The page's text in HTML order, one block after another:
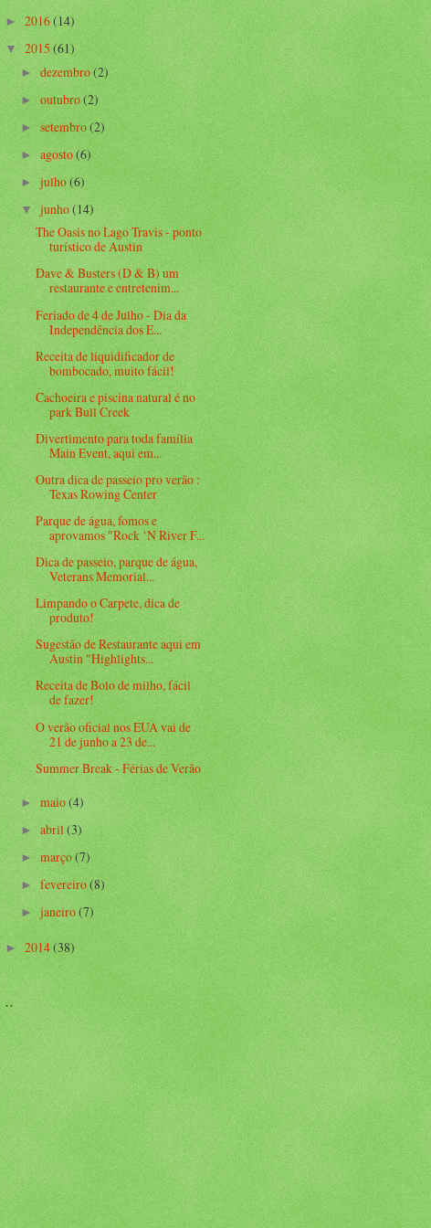
►2016(14)
▼2015(61)
►dezembro(2)
►outubro(2)
► setembro(2)
►agosto(6)
►julho(6)
▼junho(14)
The Oasis no Lago Travis - ponto
turístico de Austin
Dave & Busters (D & B) um
restaurante e entretenim...
Feriado de 4 de Julho - Dia da
Independência dos E...
Receita de liquidificador de
bombocado, muito fácil!
Cachoeira e piscina natural é no
park Bull Creek
Divertimento para toda família
Main Event, aqui em...
Outra dica de passeio pro verão :
Texas Rowing Center
Parque de água, fomos e
aprovamos "Rock ‘N River F...
Dica de passeio, parque de água,
Veterans Memorial...
Limpando o Carpete, dica de
produto!
Sugestão de Restaurante aqui em
Austin "Highlights...
Receita de Bolo de milho, fácil
de fazer!
O verão oficial nos EUA vai de
21 de junho a 23 de...
Summer Break - Férias de Verão
►maio(4)
►abril(3)
►março(7)
►fevereiro(8)
►janeiro(7)
►2014(38)
..